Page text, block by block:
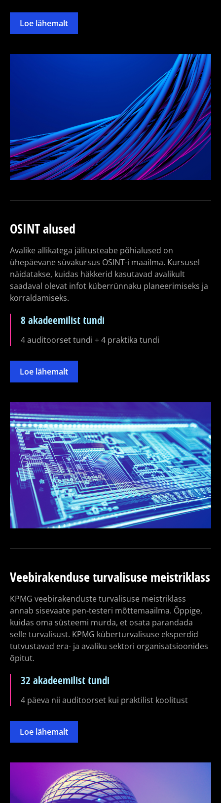
Loe lähemalt
OSINT alused
Avalike allikatega jälitusteabe põhialused on
ühepäevane süvakursus OSINT-i maailma. Kursusel
näidatakse, kuidas häkkerid kasutavad avalikult
saadaval olevat infot küberrünnaku planeerimiseks ja
korraldamiseks.
8 akadeemilist tundi
4 auditoorset tundi + 4 praktika tundi
Loe lähemalt
Veebirakenduse turvalisuse meistriklass
KPMG veebirakenduste turvalisuse meistriklass
annab sisevaate pen-testeri mõttemaailma. Õppige,
kuidas oma süsteemi murda, et osata parandada
selle turvalisust. KPMG küberturvalisuse eksperdid
tutvustavad era- ja avaliku sektori organisatsioonides
õpitut.
32 akadeemilist tundi
4 päeva nii auditoorset kui praktilist koolitust
Loe lähemalt